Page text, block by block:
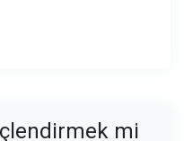
mi